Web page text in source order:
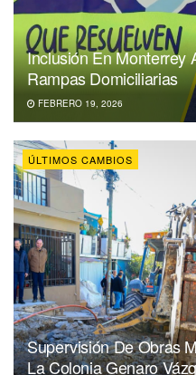
Inclusión En Monterrey
Rampas Domiciliarias
FEBRERO 19, 2026
ÚLTIMOS CAMBIOS
Supervisión De Obras
La Colonia Genaro